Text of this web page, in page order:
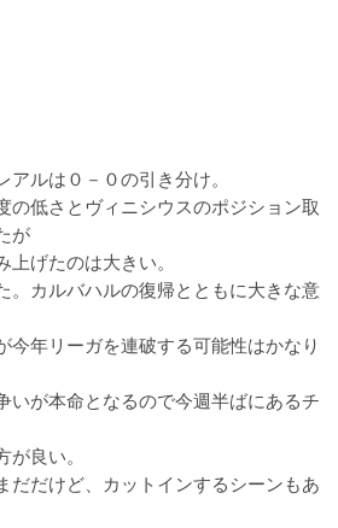
ルは０－０の引き分け。
の低さとヴィニシウスのポジション取
が
げたのは大きい。
。カルバハルの復帰とともに大きな意
今年リーガを連破する可能性はかなり
いが本命となるので今週半ばにあるチ
良い。
だだけど、カットインするシーンもあ